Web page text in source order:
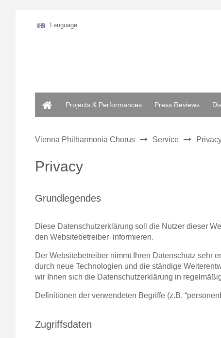
Language
Projects & Performances
Press Reviews
Vienna Philharmonia Chorus Service
Privacy
Grundlegendes
Diese Datenschutzerklärung soll die Nutzer dieser
den Websitebetreiber informieren.
Der Websitebetreiber nimmt Ihren Datenschutz sehr
durch neue Technologien und die ständige
wir Ihnen sich die Datenschutzerklärung in
Definitionen der verwendeten Begriffe (z.B.
Zugriffsdaten